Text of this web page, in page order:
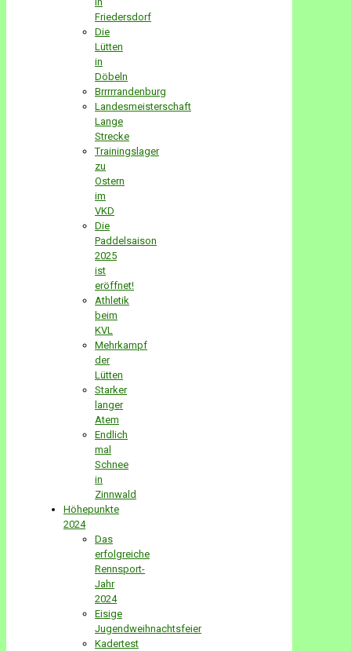
Friedersdorf
Die
Lütten
in
Döbeln
Brrrrrandenburg
Landesmeisterschaft
Lange
Strecke
Trainingslager
zu
Ostern
im
VKD
Die
Paddelsaison
2025
ist
eröffnet!
Athletik
beim
KVL
Mehrkampf
der
Lütten
Starker
langer
Atem
Endlich
mal
Schnee
in
Zinnwald
Höhepunkte
2024
Das
erfolgreiche
Rennsport-
Jahr
2024
Eisige
Jugendweihnachtsfeier
Kadertest